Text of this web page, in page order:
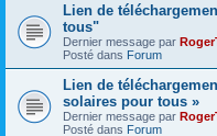
Lien de
tous"
Dernier message par
Posté dans Forum
Lien de
solaires pour tous »
Dernier message par
Posté dans Forum